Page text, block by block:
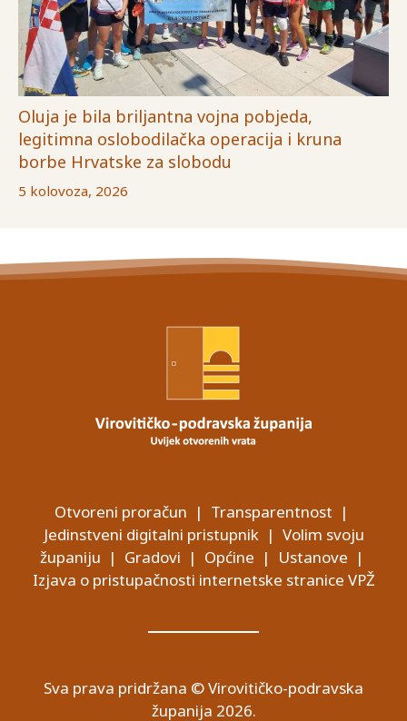
Oluja je bila briljantna vojna pobjeda,
legitimna oslobodilačka operacija i kruna
borbe Hrvatske za slobodu
5 kolovoza, 2026
Otvoreni proračun | Transparentnost |
Jedinstveni digitalni pristupnik| Volim svoju
županiju | Gradovi | Općine | Ustanove |
Izjava o pristupačnosti internetske stranice VPŽ
Sva prava pridržana © Virovitičko-podravska
županija 2026.